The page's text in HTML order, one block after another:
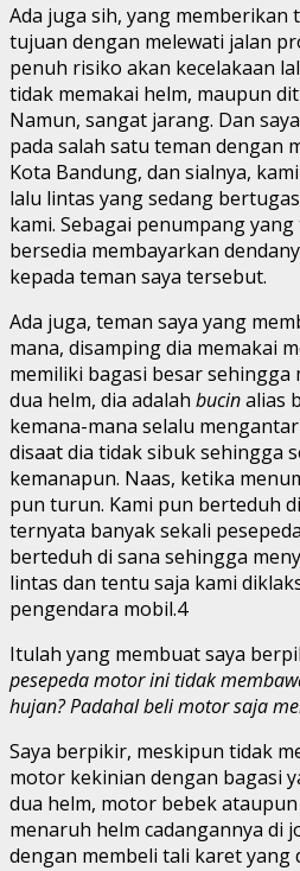
Ada juga sih, yang memberikan
tujuan dengan melewati jalan
penuh risiko akan kecelakaan
tidak memakai helm, maupun
Namun, sangat jarang. Dan
pada salah satu teman dengan
Kota Bandung, dan sialnya,
lalu lintas yang sedang
kami. Sebagai penumpang
bersedia membayarkan
kepada teman saya tersebut.
Ada juga, teman saya yang
mana, disamping dia memakai
memiliki bagasi besar
dua helm, dia adalah bucinalias
kemana-mana selalu
disaat dia tidak sibuk sehingga
kemanapun. Naas, ketika
pun turun. Kami pun berteduh
ternyata banyak sekali
berteduh di sana sehingga
lintas dan tentu saja kami
pengendara mobil.4
Itulah yang membuat saya
pesepeda motor ini tidak
hujan? Padahal beli motor saja
Saya berpikir, meskipun tidak
motor kekinian dengan bagasi
dua helm, motor bebek
menaruh helm cadangannya di
dengan membeli tali karet yang